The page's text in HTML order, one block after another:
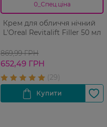
0_Спец.ціна
Крем для обличчя нічний
L'Oreal Revitalift Filler 50 мл
869,99 ГРН
652,49 ГРН